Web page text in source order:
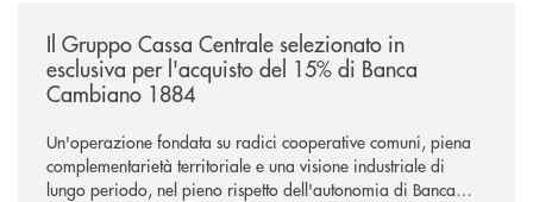
Il Gruppo Cassa Centrale selezionato in
esclusiva per l'acquisto del 15% di Banca
Cambiano 1884
Un'operazione fondata su radici cooperative comuni, piena
complementarietà territoriale e una visione industriale di
lungo periodo, nel pieno rispetto dell'autonomia di Banca